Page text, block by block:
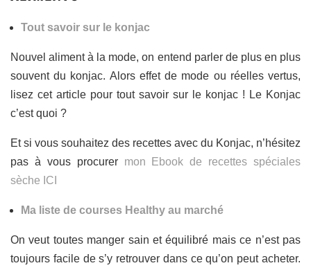
Tout savoir sur le konjac
Nouvel aliment à la mode, on entend parler de plus en plus
souvent du konjac. Alors effet de mode ou réelles vertus,
lisez cet article pour tout savoir sur le konjac ! Le Konjac
c’est quoi ?
Et si vous souhaitez des recettes avec du Konjac, n’hésitez
pas à vous procurer mon Ebook de recettes spéciales
sèche ICI
Ma liste de courses Healthy au marché
On veut toutes manger sain et équilibré mais ce n’est pas
toujours facile de s’y retrouver dans ce qu’on peut acheter.